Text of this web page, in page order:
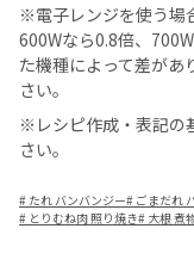
※電子レンジを使う場
600Wなら0.8倍、
た機種によって差があ
さい。
※レシピ作成・表記の
さい。
# たれ バンバンジー# ごまだれ
# とりむね肉 照り焼き# 大根 煮